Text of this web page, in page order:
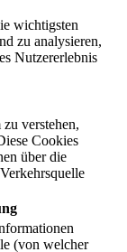
wichtigsten
zu analysieren,
Nutzererlebnis
verstehen,
Cookies
über die
(von welcher